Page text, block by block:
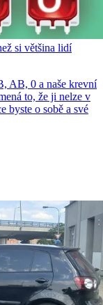
si většina lidí
AB, 0 a naše krevní
to, že ji nelze v
byste o sobě a své